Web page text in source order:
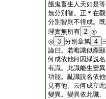
餓鬼畜生人天如是
無分別智。正＊在
分別智則不得成。
理實無所有 2 ◎
◎ 3 分別章第 4
論曰。若唯識似塵
何成依他何因縁説
有識。此識能生變
功能。亂識説名依
見有他。云何成立
變異。變異依此識